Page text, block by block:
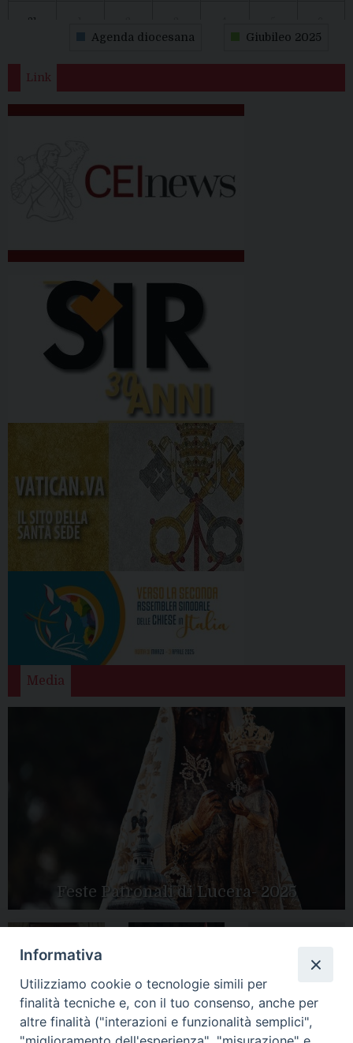
31
Agenda diocesana Giubileo 2025
Link
Media
Feste Patronali di Lucera- 2025
Apertura Anno
Peregrinatio
Mariae in Diocesi
Tutte le gallery
Informativa
Utilizziamo cookie o tecnologie simili per
finalità tecniche e, con il tuo consenso, anche per
altre finalità ("interazioni e funzionalità semplici",